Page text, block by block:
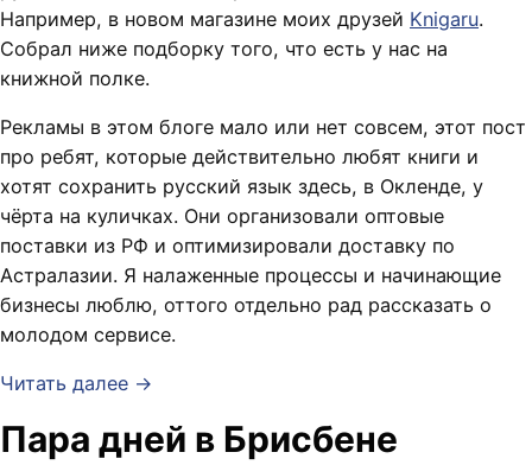
Например, в новом магазине моих друзей Knigaru.
Собрал ниже подборку того, что есть у нас на
книжной полке.
Рекламы в этом блоге мало или нет совсем, этот пост
про ребят, которые действительно любят книги и
хотят сохранить русский язык здесь, в Окленде, у
чёрта на куличках. Они организовали оптовые
поставки из РФ и оптимизировали доставку по
Астралазии. Я налаженные процессы и начинающие
бизнесы люблю, оттого отдельно рад рассказать о
молодом сервисе.
Читать далее →
Пара дней в Брисбене